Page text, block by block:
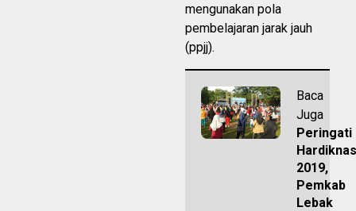
mengunakan pola
pembelajaran jarak jauh
(ppjj).
Baca
Juga
Peringati
Hardiknas
2019,
Pemkab
Lebak